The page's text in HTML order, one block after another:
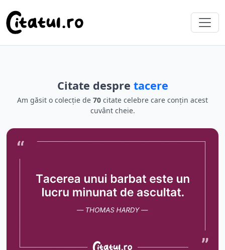
Citate despre tacere
Am găsit o colecție de 70 citate celebre care conțin acest
cuvânt cheie.